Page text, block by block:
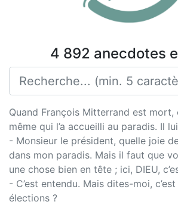
4 892 anecdotes
Quand François Mitterrand est mort,
même qui l’a accueilli au paradis. Il
- Monsieur le président, quelle joie
dans mon paradis. Mais il faut que
une chose bien en tête ; ici, DIEU,
- C’est entendu. Mais dites-moi,
élections ?